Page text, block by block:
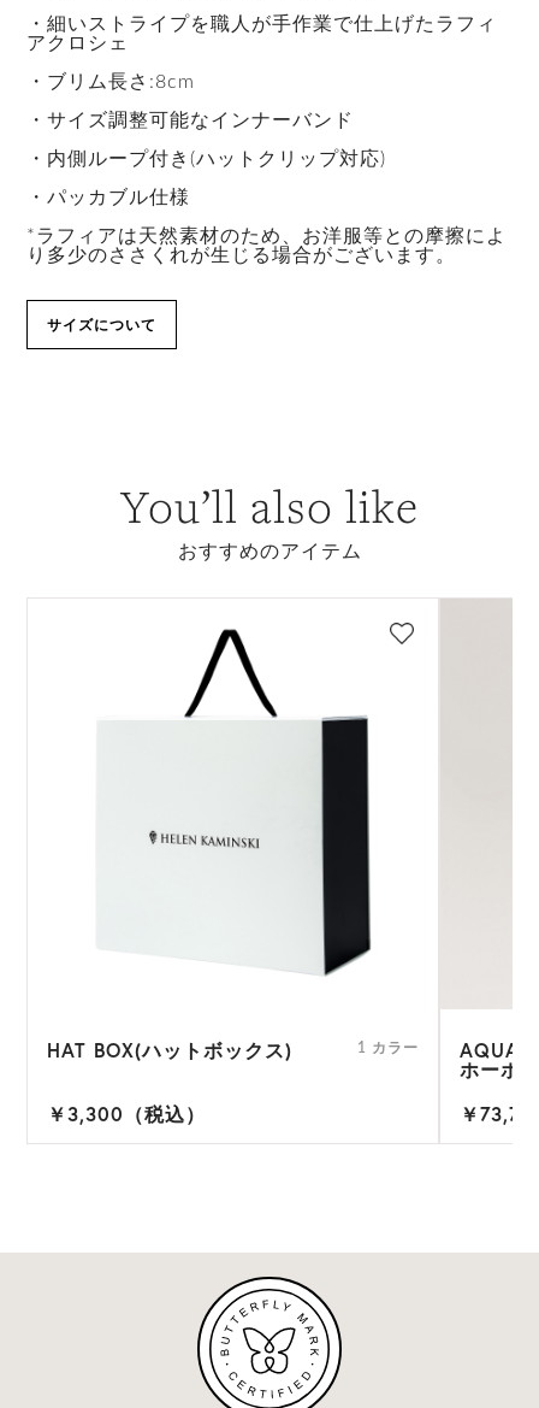
・細いストライプを職人が手作業で仕上げたラフィ
アクロシェ
・ブリム長さ:8cm
・サイズ調整可能なインナーバンド
・内側ループ付き(ハットクリップ対応)
・パッカブル仕様
*ラフィアは天然素材のため、お洋服等との摩擦によ
り多少のささくれが生じる場合がございます。
サイズについて
You’ll also like
おすすめのアイテム
HAT BOX(ハットボックス) 1 カラー
￥3,300（税込）
ホーボ
￥